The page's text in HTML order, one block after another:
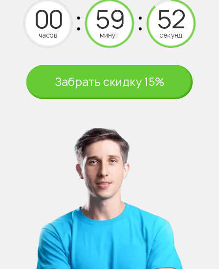
часов минут секунд
Забрать скидку 15%